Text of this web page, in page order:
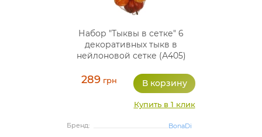
Набор "Тыквы в сетке" 6
декоративных тыкв в
нейлоновой сетке (А405)
289грн
Купить в 1 клик
Бренд:
BonaDi